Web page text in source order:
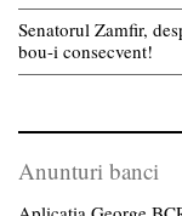
Senatorul Zamfir,
bou-i consecvent!
Anunturi banci